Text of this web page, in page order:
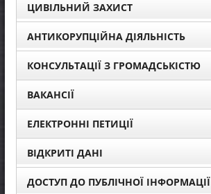
ЦИВІЛЬНИЙ ЗАХИСТ
АНТИКОРУПЦІЙНА ДІЯЛЬНІСТЬ
КОНСУЛЬТАЦІЇ З ГРОМАДСЬКІСТЮ
ВАКАНСІЇ
ЕЛЕКТРОННІ ПЕТИЦІЇ
ВІДКРИТІ ДАНІ
ДОСТУП ДО ПУБЛІЧНОЇ ІНФОРМАЦІЇ